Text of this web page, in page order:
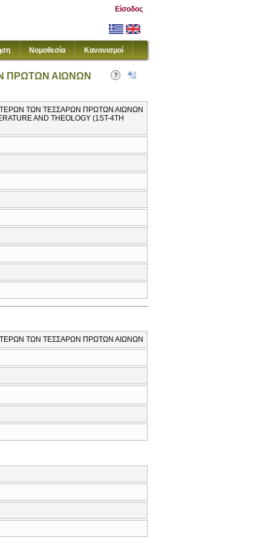
Είσοδος
Νομοθεσία Κανονισμοί
ΠΡΩΤΩΝ ΑΙΩΝΩΝ
ΤΩΝ ΤΕΣΣΑΡΩΝ ΠΡΩΤΩΝ ΑΙΩΝΩΝ
AND THEOLOGY (1ST-4TH
ΤΩΝ ΤΕΣΣΑΡΩΝ ΠΡΩΤΩΝ ΑΙΩΝΩΝ